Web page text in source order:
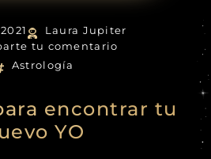
Laura Jupiter
tu comentario
Astrología
encontrar tu
YO